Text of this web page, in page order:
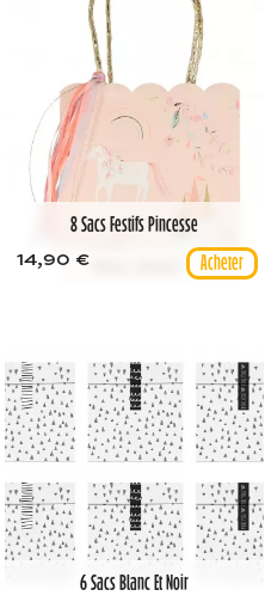
8 Sacs Festifs Pincesse
14,90 €
6 Sacs Blanc Et Noir